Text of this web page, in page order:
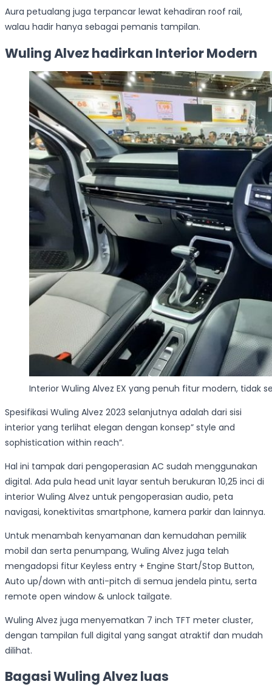
Aura petualang juga terpancar lewat kehadiran roof rail,
walau hadir hanya sebagai pemanis tampilan.
Wuling Alvez hadirkan Interior Modern
Interior Wuling Alvez EX yang penuh fitur modern, tidak
Spesifikasi Wuling Alvez 2023 selanjutnya adalah dari sisi
interior yang terlihat elegan dengan konsep” style and
sophistication within reach”.
Hal ini tampak dari pengoperasian AC sudah menggunakan
digital. Ada pula head unit layar sentuh berukuran 10,25 inci di
interior Wuling Alvez untuk pengoperasian audio, peta
navigasi, konektivitas smartphone, kamera parkir dan lainnya.
Untuk menambah kenyamanan dan kemudahan pemilik
mobil dan serta penumpang, Wuling Alvez juga telah
mengadopsi fitur Keyless entry + Engine Start/Stop Button,
Auto up/down with anti-pitch di semua jendela pintu, serta
remote open window & unlock tailgate.
Wuling Alvez juga menyematkan 7 inch TFT meter cluster,
dengan tampilan full digital yang sangat atraktif dan mudah
dilihat.
Bagasi Wuling Alvez luas